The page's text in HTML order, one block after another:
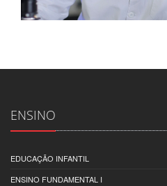
ENSINO
EDUCAÇÃO INFANTIL
ENSINO FUNDAMENTAL I